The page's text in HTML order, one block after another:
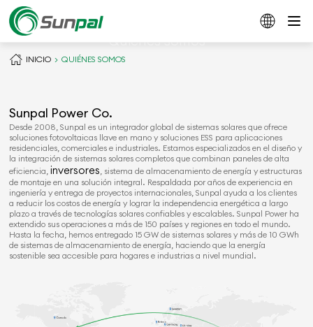
Quiénes somos
INICIO QUIÉNES SOMOS
Sunpal Power Co.
Desde 2008, Sunpal es un integrador global de sistemas solares que ofrece
soluciones fotovoltaicas llave en mano y soluciones ESS para aplicaciones
residenciales, comerciales e industriales. Estamos especializados en el diseño y
la integración de sistemas solares completos que combinan paneles de alta
eficiencia,inversores, sistema de almacenamiento de energía y estructuras
de montaje en una solución integral. Respaldada por años de experiencia en
ingeniería y entrega de proyectos internacionales, Sunpal ayuda a los clientes
a reducir los costos de energía y lograr la independencia energética a largo
plazo a través de tecnologías solares confiables y escalables. Sunpal Power ha
extendido sus operaciones a más de 150 países y regiones en todo el mundo.
Hasta la fecha, hemos entregado 15 GW de sistemas solares y más de 10 GWh
de sistemas de almacenamiento de energía, haciendo que la energía
sostenible sea accesible para hogares e industrias a nivel mundial.